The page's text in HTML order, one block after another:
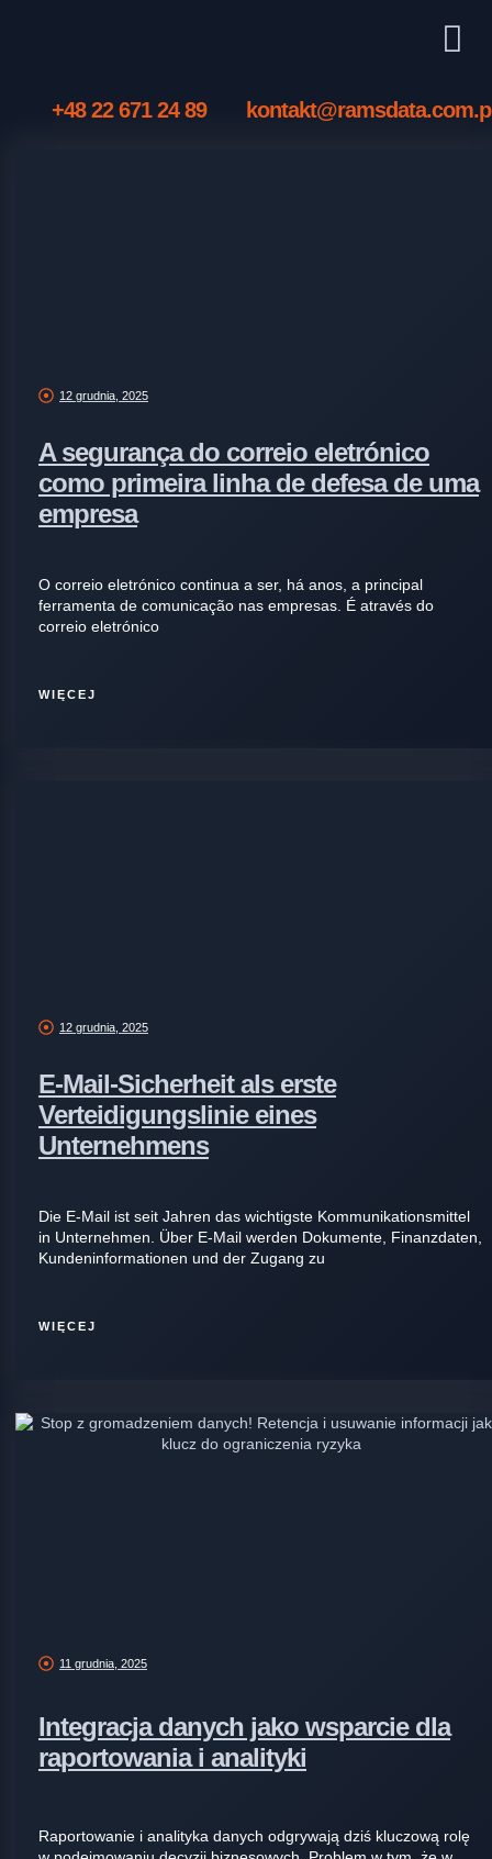
+48 22 671 24 89
12 grudnia, 2025
A segurança do correio eletrónico
como primeira linha de defesa de uma
empresa
O correio eletrónico continua a ser, há anos, a principal
ferramenta de comunicação nas empresas. É através do
correio eletrónico
WIĘCEJ
12 grudnia, 2025
E-Mail-Sicherheit als erste
Verteidigungslinie eines
Unternehmens
Die E-Mail ist seit Jahren das wichtigste Kommunikationsmittel
in Unternehmen. Über E-Mail werden Dokumente, Finanzdaten,
Kundeninformationen und der Zugang zu
WIĘCEJ
11 grudnia, 2025
Integracja danych jako wsparcie dla
raportowania i analityki
Raportowanie i analityka danych odgrywają dziś kluczową rolę